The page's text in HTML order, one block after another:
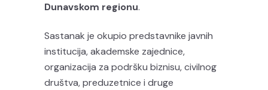
Dunavskom regionu.
Sastanak je okupio predstavnike javnih
institucija, akademske zajednice,
organizacija za podršku biznisu, civilnog
društva, preduzetnice i druge